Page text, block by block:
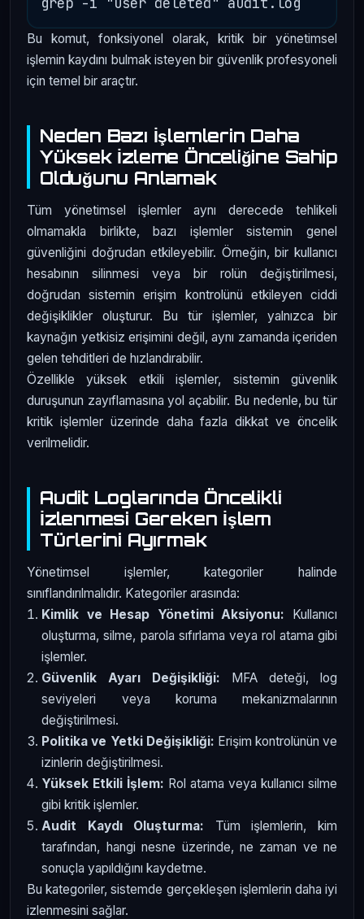
Bu komut, fonksiyonel olarak, kritik bir yönetimsel
işlemin kaydını bulmak isteyen bir güvenlik profesyoneli
için temel bir araçtır.
Neden Bazı İşlemlerin Daha
Yüksek İzleme Önceliğine Sahip
Olduğunu Anlamak
Tüm yönetimsel işlemler aynı derecede tehlikeli
olmamakla birlikte, bazı işlemler sistemin genel
güvenliğini doğrudan etkileyebilir. Örneğin, bir kullanıcı
hesabının silinmesi veya bir rolün değiştirilmesi,
doğrudan sistemin erişim kontrolünü etkileyen ciddi
değişiklikler oluşturur. Bu tür işlemler, yalnızca bir
kaynağın yetkisiz erişimini değil, aynı zamanda içeriden
gelen tehditleri de hızlandırabilir.
Özellikle yüksek etkili işlemler, sistemin güvenlik
duruşunun zayıflamasına yol açabilir. Bu nedenle, bu tür
kritik işlemler üzerinde daha fazla dikkat ve öncelik
verilmelidir.
Audit Loglarında Öncelikli
İzlenmesi Gereken İşlem
Türlerini Ayırmak
Yönetimsel işlemler, kategoriler halinde
sınıflandırılmalıdır. Kategoriler arasında:
Kimlik ve Hesap Yönetimi Aksiyonu: Kullanıcı
oluşturma, silme, parola sıfırlama veya rol atama gibi
işlemler.
Güvenlik Ayarı Değişikliği: MFA deteği, log
seviyeleri veya koruma mekanizmalarının
değiştirilmesi.
Politika ve Yetki Değişikliği: Erişim kontrolünün ve
izinlerin değiştirilmesi.
Yüksek Etkili İşlem: Rol atama veya kullanıcı silme
gibi kritik işlemler.
Audit Kaydı Oluşturma: Tüm işlemlerin, kim
tarafından, hangi nesne üzerinde, ne zaman ve ne
sonuçla yapıldığını kaydetme.
Bu kategoriler, sistemde gerçekleşen işlemlerin daha iyi
izlenmesini sağlar.